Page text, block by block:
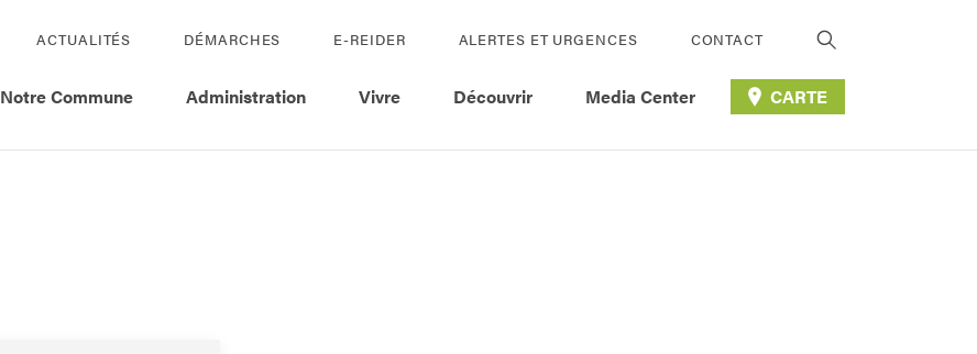
ACTUALITÉS DÉMARCHES E-REIDER ALERTES ET URGENCES CONTACT
Notre Commune Administration Vivre Découvrir Media Center CARTE